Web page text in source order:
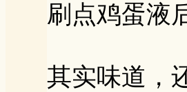
刷点鸡蛋液
其实味道，